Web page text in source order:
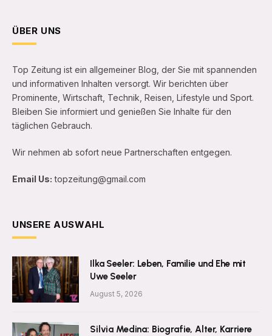
ÜBER UNS
Top Zeitung ist ein allgemeiner Blog, der Sie mit spannenden
und informativen Inhalten versorgt. Wir berichten über
Prominente, Wirtschaft, Technik, Reisen, Lifestyle und Sport.
Bleiben Sie informiert und genießen Sie Inhalte für den
täglichen Gebrauch.
Wir nehmen ab sofort neue Partnerschaften entgegen.
Email Us: topzeitung@gmail.com
UNSERE AUSWAHL
Ilka Seeler: Leben, Familie und Ehe mit
Uwe Seeler
August 5, 2026
Silvia Medina: Biografie, Alter, Karriere